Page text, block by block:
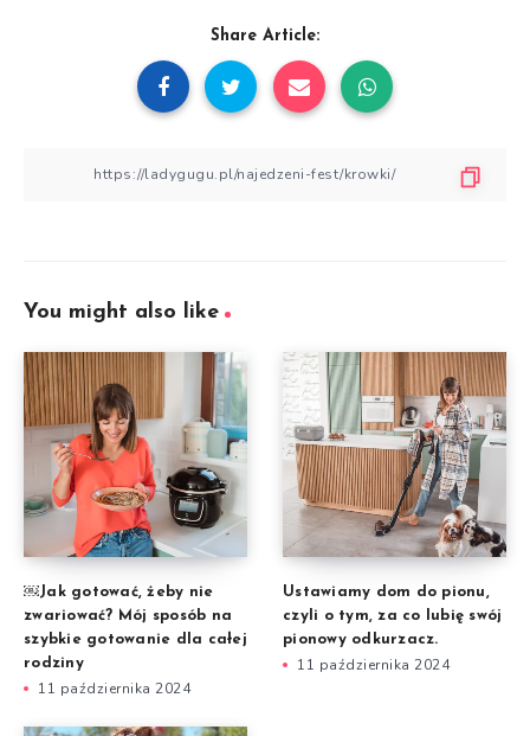
Share Article:
You might also like
￼Jak gotować, żeby nie
zwariować? Mój sposób na
szybkie gotowanie dla całej
rodziny
11 października 2024
Ustawiamy dom do pionu,
czyli o tym, za co lubię swój
pionowy odkurzacz.
11 października 2024